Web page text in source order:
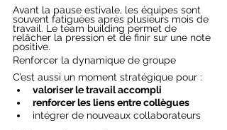
Avant la pause estivale, les équipes sont
souvent fatiguées après plusieurs mois de
travail. Le team building permet de
relâcher la pression et de finir sur une note
positive.
Renforcer la dynamique de groupe
C’est aussi un moment stratégique pour :
valoriser le travail accompli
renforcer les liens entre collègues
intégrer de nouveaux collaborateurs